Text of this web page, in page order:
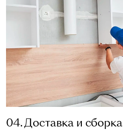
04. Доставка и сборка